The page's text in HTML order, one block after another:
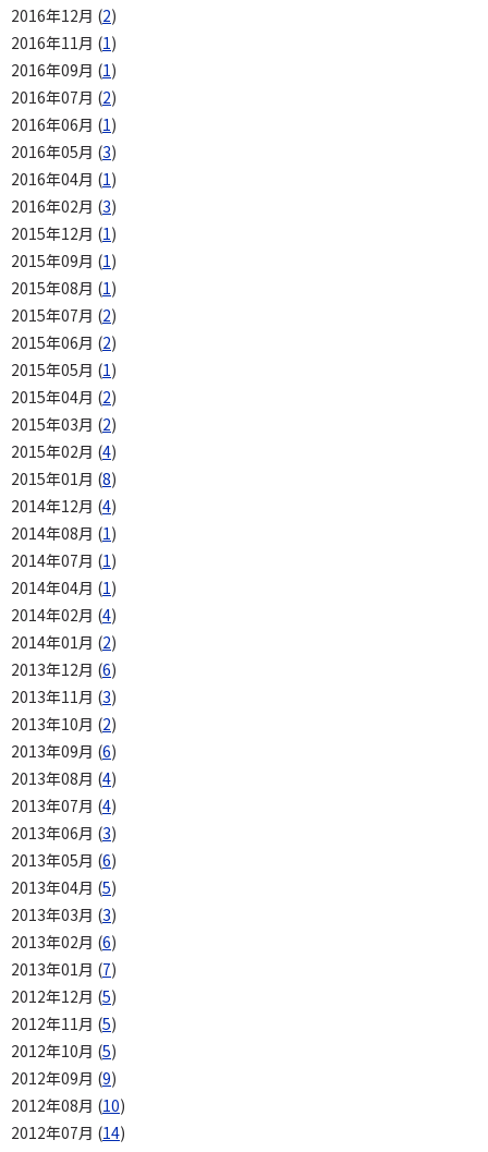
2016年12月 (2)
2016年11月 (1)
2016年09月 (1)
2016年07月 (2)
2016年06月 (1)
2016年05月 (3)
2016年04月 (1)
2016年02月 (3)
2015年12月 (1)
2015年09月 (1)
2015年08月 (1)
2015年07月 (2)
2015年06月 (2)
2015年05月 (1)
2015年04月 (2)
2015年03月 (2)
2015年02月 (4)
2015年01月 (8)
2014年12月 (4)
2014年08月 (1)
2014年07月 (1)
2014年04月 (1)
2014年02月 (4)
2014年01月 (2)
2013年12月 (6)
2013年11月 (3)
2013年10月 (2)
2013年09月 (6)
2013年08月 (4)
2013年07月 (4)
2013年06月 (3)
2013年05月 (6)
2013年04月 (5)
2013年03月 (3)
2013年02月 (6)
2013年01月 (7)
2012年12月 (5)
2012年11月 (5)
2012年10月 (5)
2012年09月 (9)
2012年08月 (10)
2012年07月 (14)